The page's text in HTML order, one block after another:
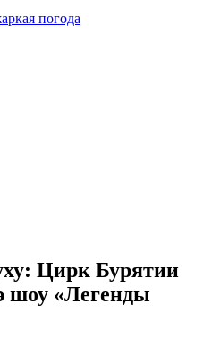
погода
Цирк Бурятии
шоу «Легенды